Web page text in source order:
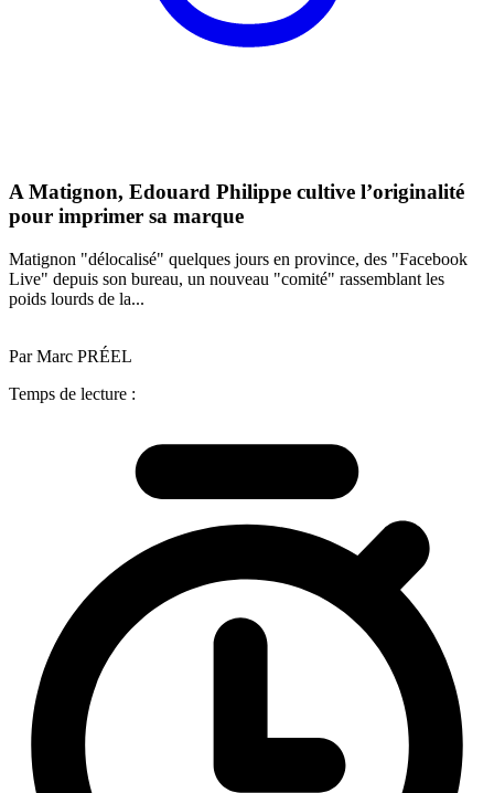
A Matignon, Edouard Philippe cultive l’originalité
pour imprimer sa marque
Matignon "délocalisé" quelques jours en province, des "Facebook
Live" depuis son bureau, un nouveau "comité" rassemblant les
poids lourds de la...
Par Marc PRÉEL
Temps de lecture :